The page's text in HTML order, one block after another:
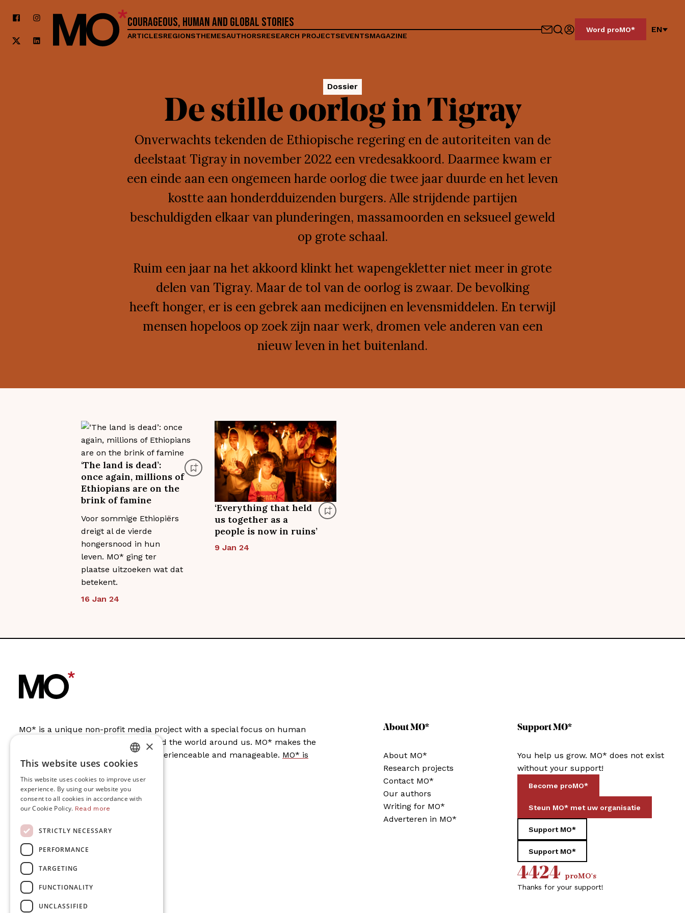
Courageous, human and global stories
ARTICLESREGIONSTHEMESAUTHORSRESEARCH PROJECTSEVENTSMAGAZINE
Word proMO* EN
Dossier
De stille oorlog in Tigray
Onverwachts tekenden de Ethiopische regering en de autoriteiten van de
deelstaat Tigray in november 2022 een vredesakkoord. Daarmee kwam er
een einde aan een ongemeen harde oorlog die twee jaar duurde en het leven
kostte aan honderdduizenden burgers. Alle strijdende partijen
beschuldigden elkaar van plunderingen, massamoorden en seksueel geweld
op grote schaal.
Ruim een jaar na het akkoord klinkt het wapengekletter niet meer in grote
delen van Tigray. Maar de tol van de oorlog is zwaar. De bevolking
heeft honger, er is een gebrek aan medicijnen en levensmiddelen. En terwijl
mensen hopeloos op zoek zijn naar werk, dromen vele anderen van een
nieuw leven in het buitenland.
‘The land is dead’:
once again, millions of
Ethiopians are on the
brink of famine
Voor sommige Ethiopiërs
dreigt al de vierde
hongersnood in hun
leven. MO* ging ter
plaatse uitzoeken wat dat
betekent.
16 Jan 24
‘Everything that held
us together as a
people is now in ruins’
9 Jan 24
MO* is a unique non-profit media project with a special focus on human
and global stories to help understand the world around us. MO* makes the
changing world understandable, experienceable and manageable. MO* is
supported by these members.
MO* is supported by
Follow us:
About MO*
About MO*
Research projects
Contact MO*
Our authors
Writing for MO*
Adverteren in MO*
Support MO*
You help us grow. MO* does not exist
without your support!
Become proMO*
Steun MO* met uw organisatie
Support MO*
Support MO*
4424 proMO's
Thanks for your support!
DUTCH
×
This website uses cookies
This website uses cookies to improve user
experience. By using our website you
consent to all cookies in accordance with
our Cookie Policy. Read more
STRICTLY NECESSARY
PERFORMANCE
TARGETING
FUNCTIONALITY
UNCLASSIFIED